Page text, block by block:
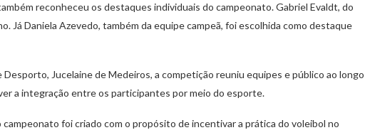
reconheceu os destaques individuais do campeonato. Gabriel Evaldt, do
Já Daniela Azevedo, também da equipe campeã, foi escolhida como destaque
Jucelaine de Medeiros, a competição reuniu equipes e público ao longo
a integração entre os participantes por meio do esporte.
campeonato foi criado com o propósito de incentivar a prática do voleibol no